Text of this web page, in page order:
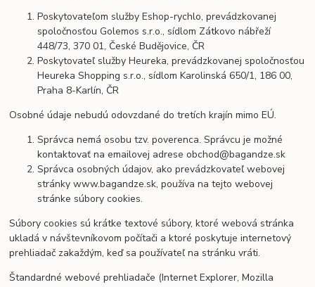
Poskytovateľom služby Eshop-rychlo, prevádzkovanej
spoločnosťou Golemos s.r.o., sídlom Zátkovo nábřeží
448/73, 370 01, České Budějovice, ČR
Poskytovateľ služby Heureka, prevádzkovanej spoločnosťou
Heureka Shopping s.r.o., sídlom Karolinská 650/1, 186 00,
Praha 8-Karlín, ČR
Osobné údaje nebudú odovzdané do tretích krajín mimo EÚ.
Správca nemá osobu tzv. poverenca. Správcu je možné
kontaktovať na emailovej adrese obchod@bagandze.sk
Správca osobných údajov, ako prevádzkovateľ webovej
stránky www.bagandze.sk, používa na tejto webovej
stránke súbory cookies.
Súbory cookies sú krátke textové súbory, ktoré webová stránka
ukladá v návštevníkovom počítači a ktoré poskytuje internetový
prehliadač zakaždým, keď sa používateľ na stránku vráti.
Štandardné webové prehliadače (Internet Explorer, Mozilla